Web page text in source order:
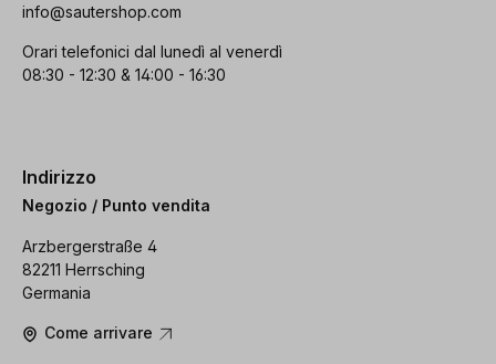
info@sautershop.com
Orari telefonici dal lunedì al venerdì
08:30 - 12:30 & 14:00 - 16:30
Indirizzo
Negozio / Punto vendita
Arzbergerstraße 4
82211 Herrsching
Germania
Come arrivare